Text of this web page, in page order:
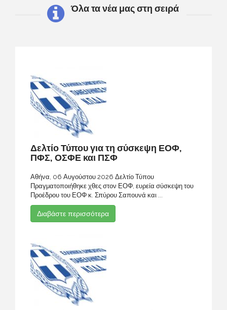
Όλα τα νέα μας στη σειρά
Δελτίο Τύπου για τη σύσκεψη ΕΟΦ,
ΠΦΣ, ΟΣΦΕ και ΠΣΦ
Αθήνα, 06 Αυγούστου 2026 Δελτίο Τύπου
Πραγματοποιήθηκε χθες στον ΕΟΦ, ευρεία σύσκεψη του
Προέδρου του ΕΟΦ κ. Σπύρου Σαπουνά και ...
Διαβάστε περισσότερα